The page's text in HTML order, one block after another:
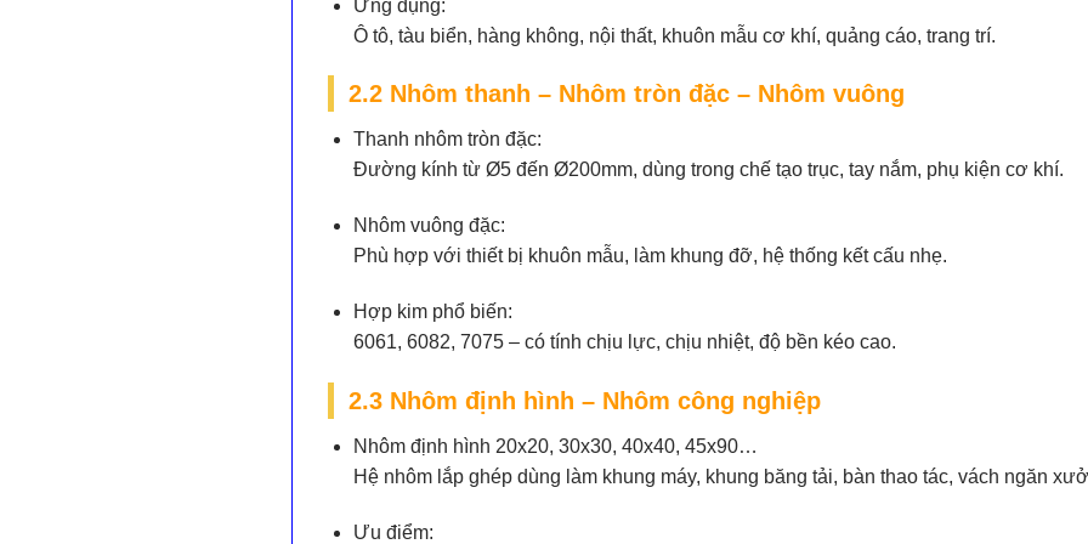
Ứng dụng:
Ô tô, tàu biển, hàng không, nội thất, khuôn mẫu cơ khí, quảng cáo, trang trí.
2.2 Nhôm thanh – Nhôm tròn đặc – Nhôm vuông
Thanh nhôm tròn đặc:
Đường kính từ Ø5 đến Ø200mm, dùng trong chế tạo trục, tay nắm, phụ kiện cơ khí.
Nhôm vuông đặc:
Phù hợp với thiết bị khuôn mẫu, làm khung đỡ, hệ thống kết cấu nhẹ.
Hợp kim phổ biến:
6061, 6082, 7075 – có tính chịu lực, chịu nhiệt, độ bền kéo cao.
2.3 Nhôm định hình – Nhôm công nghiệp
Nhôm định hình 20x20, 30x30, 40x40, 45x90…
Hệ nhôm lắp ghép dùng làm khung máy, khung băng tải, bàn thao tác, vách ngăn
Ưu điểm: